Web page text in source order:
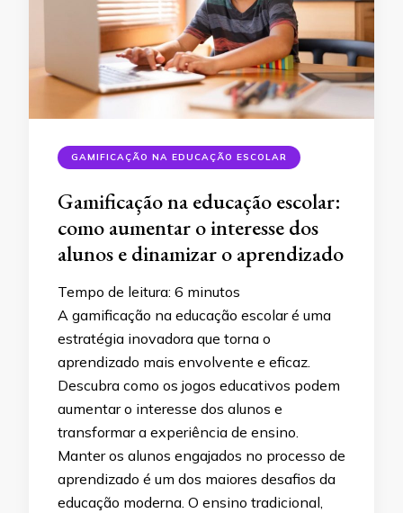
GAMIFICAÇÃO NA EDUCAÇÃO ESCOLAR
Gamificação na educação escolar:
como aumentar o interesse dos
alunos e dinamizar o aprendizado
Tempo de leitura: 6 minutos
A gamificação na educação escolar é uma
estratégia inovadora que torna o
aprendizado mais envolvente e eficaz.
Descubra como os jogos educativos podem
aumentar o interesse dos alunos e
transformar a experiência de ensino.
Manter os alunos engajados no processo de
aprendizado é um dos maiores desafios da
educação moderna. O ensino tradicional,